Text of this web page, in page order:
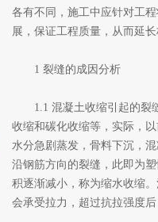
各有不同，施工中应针对工
展，保证工程质量，从而延长
1 裂缝的成因分析
1.1 混凝土收缩引起的裂缝
收缩和碳化收缩等，实际，
水分急剧蒸发，骨料下沉，
沿钢筋方向的裂缝，此即为
积逐渐减小，称为缩水收缩
会承受拉力，超过抗拉强度后